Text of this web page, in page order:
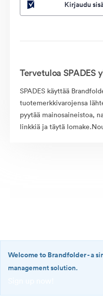
Kirjaudu
Tervetuloa SPADES
SPADES käyttää
tuotemerkkivarojensa
pyytää mainosaineistoa,
linkkiä ja täytä
Welcome to Brandfolder- a
management solution.